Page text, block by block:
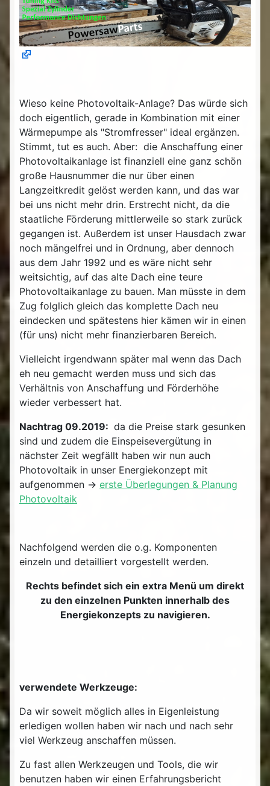
Wieso keine Photovoltaik-Anlage? Das würde sich
doch eigentlich, gerade in Kombination mit einer
Wärmepumpe als "Stromfresser" ideal ergänzen.
Stimmt, tut es auch. Aber: die Anschaffung einer
Photovoltaikanlage ist finanziell eine ganz schön
große Hausnummer die nur über einen
Langzeitkredit gelöst werden kann, und das war
bei uns nicht mehr drin. Erstrecht nicht, da die
staatliche Förderung mittlerweile so stark zurück
gegangen ist. Außerdem ist unser Hausdach zwar
noch mängelfrei und in Ordnung, aber dennoch
aus dem Jahr 1992 und es wäre nicht sehr
weitsichtig, auf das alte Dach eine teure
Photovoltaikanlage zu bauen. Man müsste in dem
Zug folglich gleich das komplette Dach neu
eindecken und spätestens hier kämen wir in einen
(für uns) nicht mehr finanzierbaren Bereich.
Vielleicht irgendwann später mal wenn das Dach
eh neu gemacht werden muss und sich das
Verhältnis von Anschaffung und Förderhöhe
wieder verbessert hat.
Nachtrag 09.2019: da die Preise stark gesunken
sind und zudem die Einspeisevergütung in
nächster Zeit wegfällt haben wir nun auch
Photovoltaik in unser Energiekonzept mit
aufgenommen -> erste Überlegungen & Planung
Photovoltaik
Nachfolgend werden die o.g. Komponenten
einzeln und detailliert vorgestellt werden.
Rechts befindet sich ein extra Menü um direkt
zu den einzelnen Punkten innerhalb des
Energiekonzepts zu navigieren.
verwendete Werkzeuge:
Da wir soweit möglich alles in Eigenleistung
erledigen wollen haben wir nach und nach sehr
viel Werkzeug anschaffen müssen.
Zu fast allen Werkzeugen und Tools, die wir
benutzen haben wir einen Erfahrungsbericht